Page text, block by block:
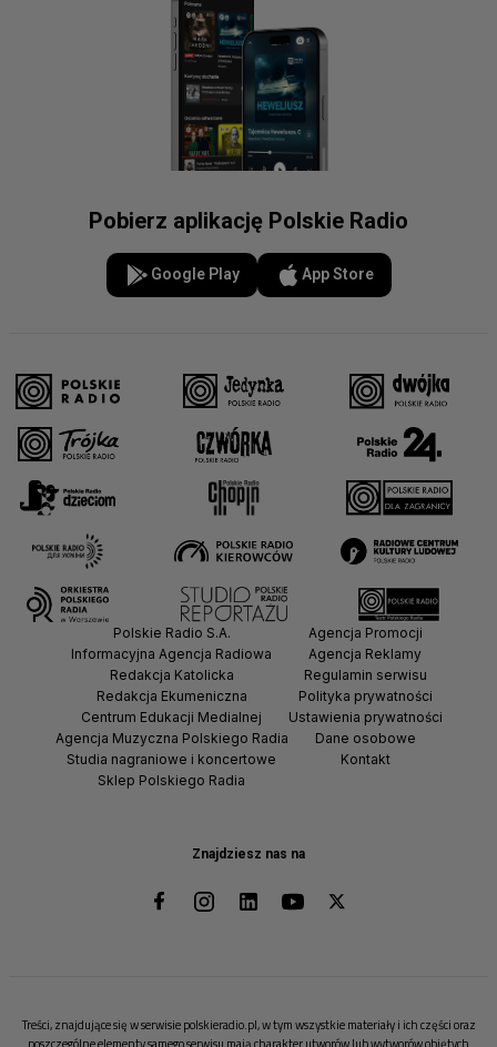
Pobierz aplikację Polskie Radio
Google Play App Store
Znajdziesz nas na
Polskie Radio S.A.
Informacyjna Agencja Radiowa
Redakcja Katolicka
Redakcja Ekumeniczna
Centrum Edukacji Medialnej
Agencja Muzyczna Polskiego Radia
Studia nagraniowe i koncertowe
Sklep Polskiego Radia
Agencja Promocji
Agencja Reklamy
Regulamin serwisu
Polityka prywatności
Ustawienia prywatności
Dane osobowe
Kontakt
Treści, znajdujące się w serwisie polskieradio.pl, w tym wszystkie materiały i ich części oraz
poszczególne elementy samego serwisu mają charakter utworów lub wytworów objętych